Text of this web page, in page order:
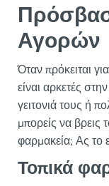
Αγορών
Όταν πρόκειται
είναι αρκετές
γειτονιά τους ή
μπορείς να βρεις
φαρμακεία; Ας το
Τοπικά